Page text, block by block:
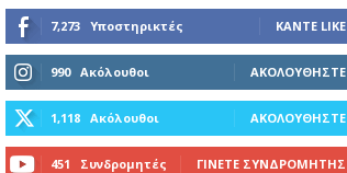
7,273 Υποστηρικτές ΚΆΝΤΕ LIKE
990 Ακόλουθοι ΑΚΟΛΟΥΘΉΣΤΕ
1,118 Ακόλουθοι ΑΚΟΛΟΥΘΉΣΤΕ
451 Συνδρομητές ΓΊΝΕΤΕ ΣΥΝΔΡΟΜΗΤΉΣ